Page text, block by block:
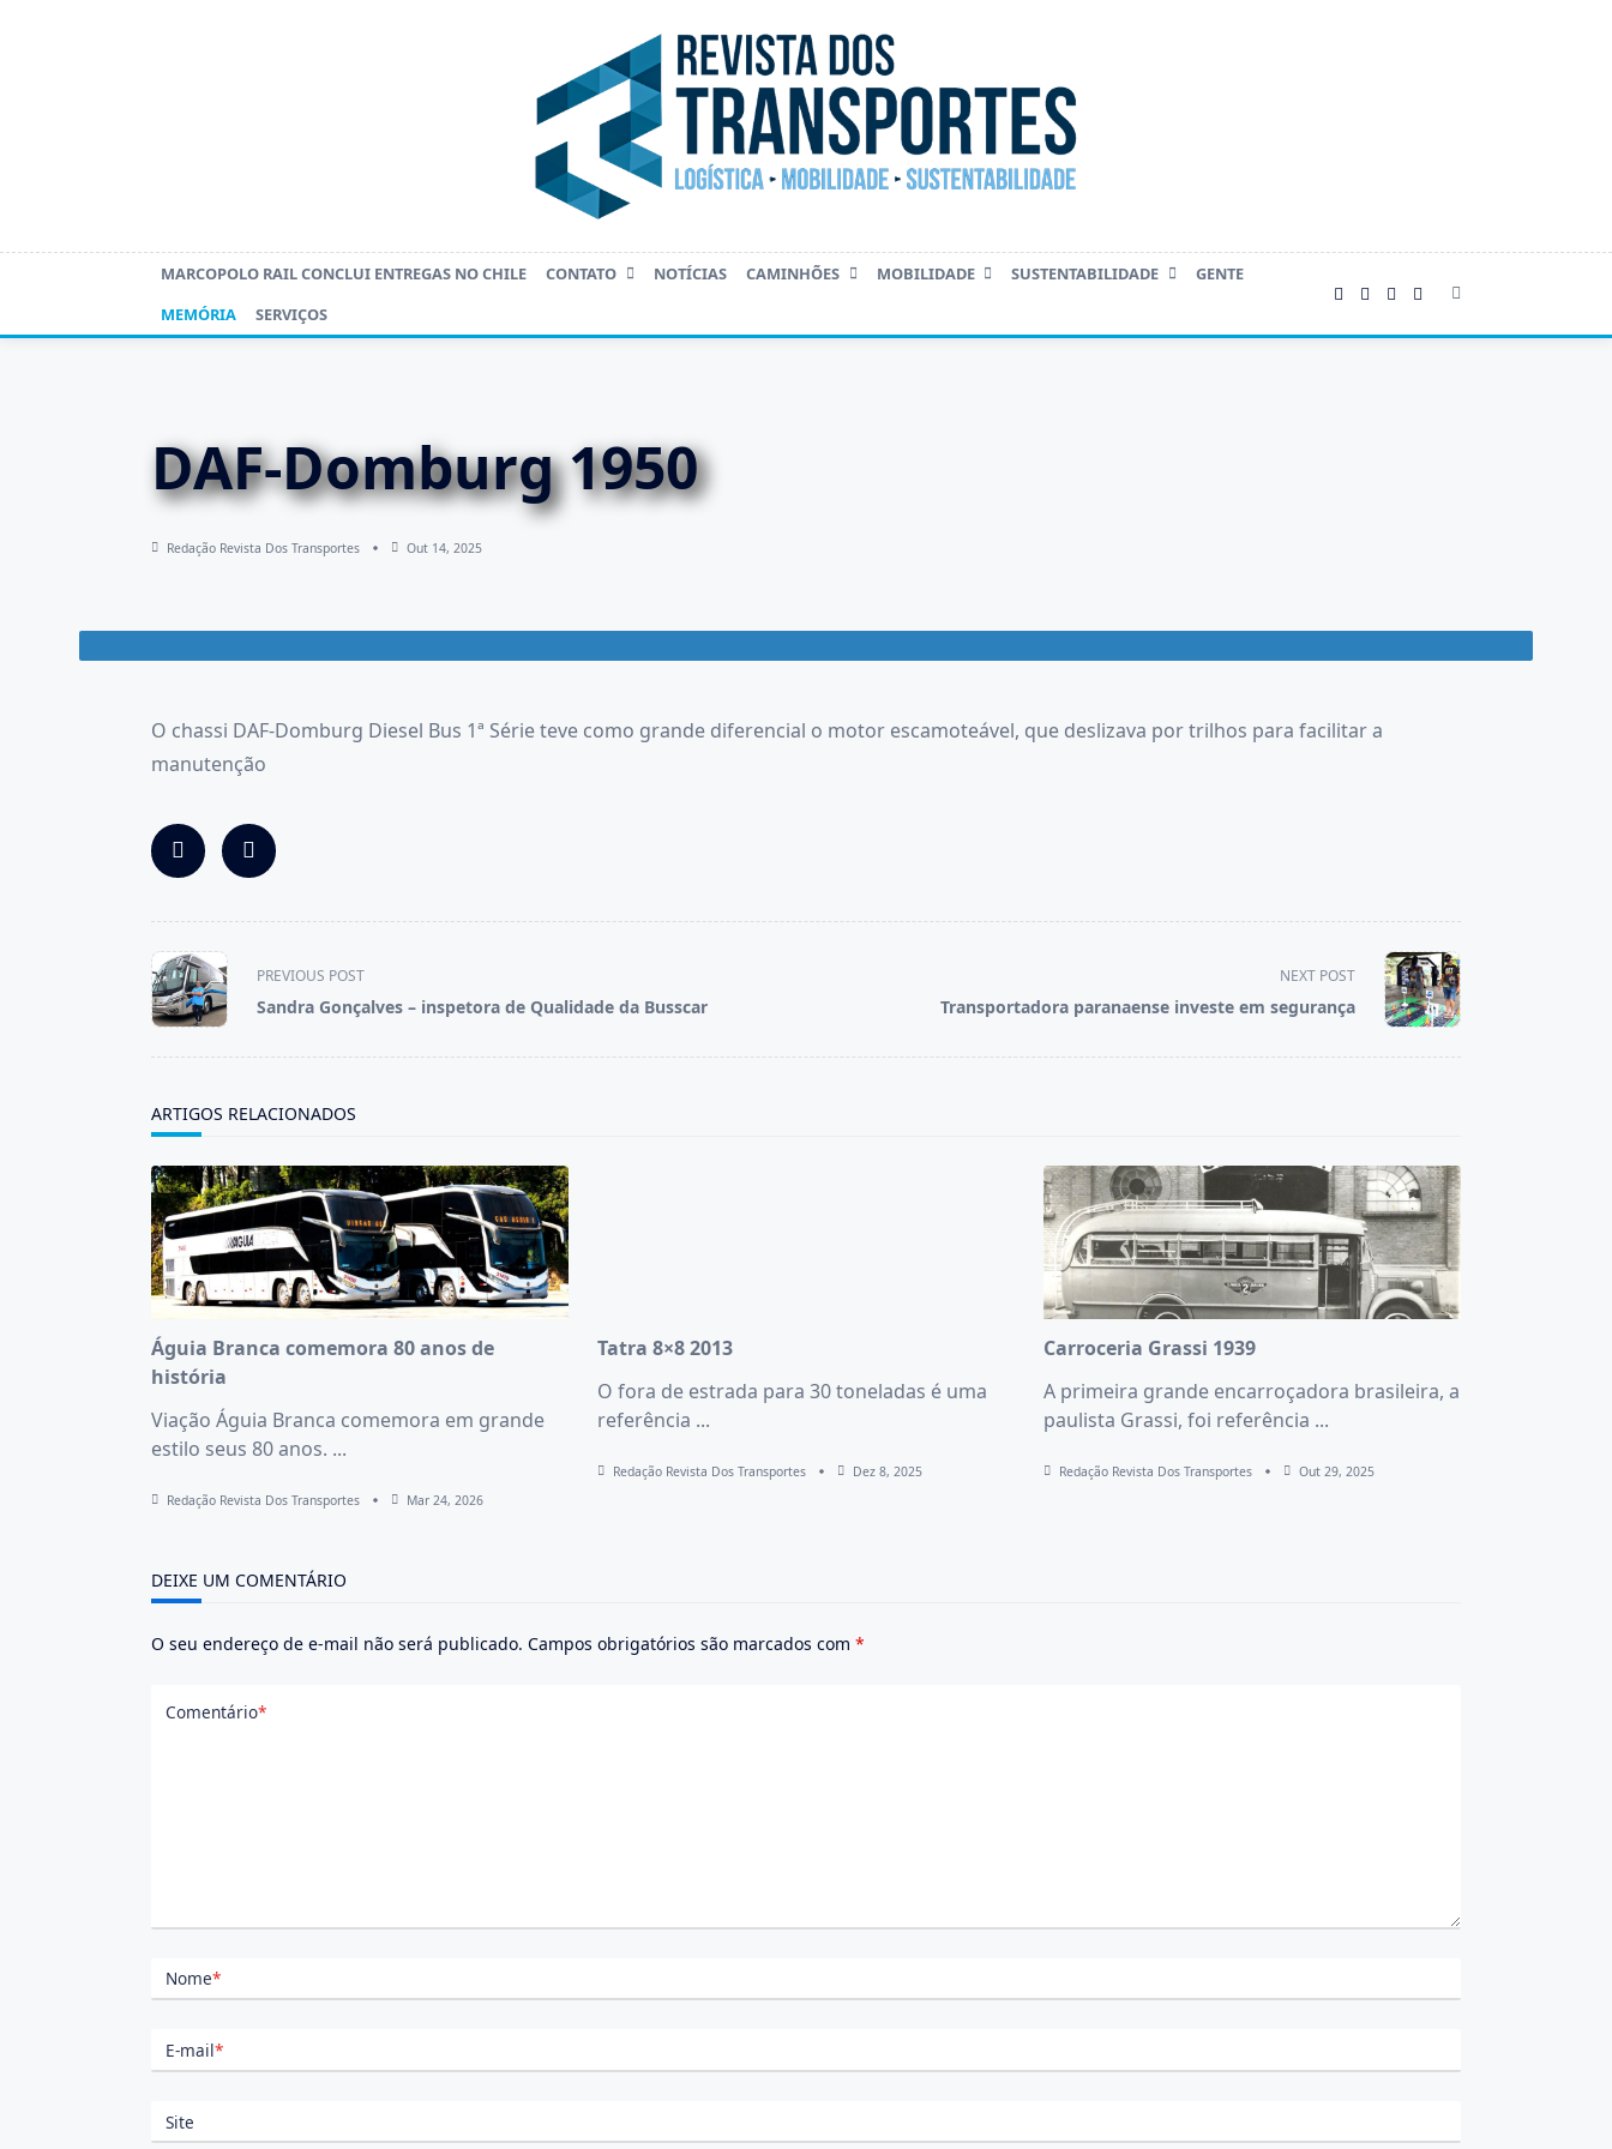
MARCOPOLO RAIL CONCLUI ENTREGAS NO CHILE CONTATO NOTÍCIAS CAMINHÕES MOBILIDADE SUSTENTABILIDADE
GENTE
MEMÓRIA
SERVIÇOS
DAF-Domburg 1950
Redação Revista Dos Transportes Out 14, 2025
O chassi DAF-Domburg Diesel Bus 1ª Série teve como grande diferencial o motor escamoteável, que deslizava por trilhos para facilitar a
manutenção
<span
class="nav-
subtitle
screen-
text">Page</span>
PREVIOUS POST
Sandra Gonçalves – inspetora de Qualidade da Busscar
NEXT POST
Transportadora paranaense investe em segurança
ARTIGOS RELACIONADOS
Águia Branca comemora 80 anos de
história
Viação Águia Branca comemora em grande
estilo seus 80 anos. ...
Redação Revista Dos Transportes Mar 24, 2026
Tatra 8×8 2013
O fora de estrada para 30 toneladas é uma
referência ...
Redação Revista Dos Transportes Dez 8, 2025
Carroceria Grassi 1939
A primeira grande encarroçadora brasileira, a
paulista Grassi, foi referência ...
Redação Revista Dos Transportes Out 29, 2025
DEIXE UM COMENTÁRIO
O seu endereço de e-mail não será publicado. Campos obrigatórios são marcados com *
Comentário*
Nome*
E-mail*
Site